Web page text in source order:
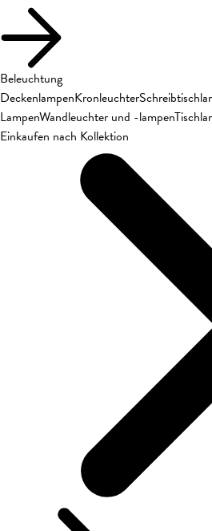
Beleuchtung
DeckenlampenKronleuchter
LampenWandleuchter und -lampen
Einkaufen nach Kollektion